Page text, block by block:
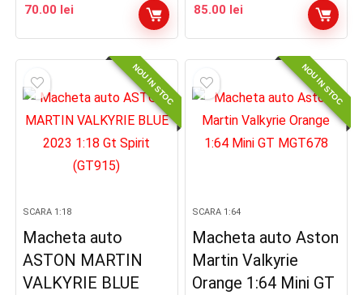
70.00 lei 85.00 lei
NOU IN STOC
SCARA 1:18
Macheta auto
ASTON MARTIN
VALKYRIE BLUE
NOU IN STOC
SCARA 1:64
Macheta auto Aston
Martin Valkyrie
Orange 1:64 Mini GT